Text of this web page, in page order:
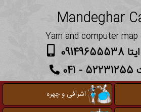
Mandeghar
Yarn and computer
اشرافی و چهره